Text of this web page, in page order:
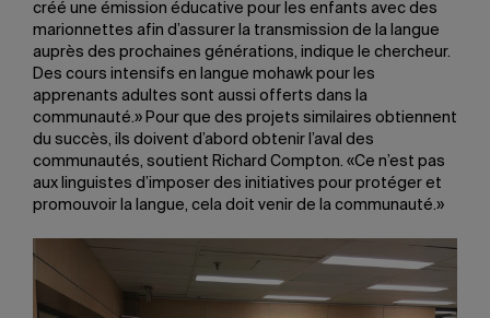
créé une émission éducative pour les enfants avec des
marionnettes afin d’assurer la transmission de la langue
auprès des prochaines générations, indique le chercheur.
Des cours intensifs en langue mohawk pour les
apprenants adultes sont aussi offerts dans la
communauté.» Pour que des projets similaires obtiennent
du succès, ils doivent d’abord obtenir l’aval des
communautés, soutient Richard Compton. «Ce n’est pas
aux linguistes d’imposer des initiatives pour protéger et
promouvoir la langue, cela doit venir de la communauté.»